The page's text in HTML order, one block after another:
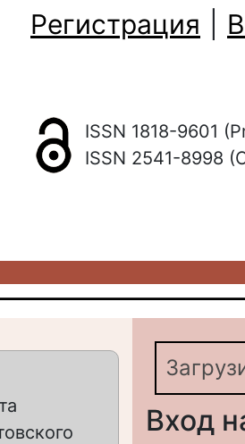
Регистрация
ISSN 1818-9601
ISSN 2541-8998
Вход